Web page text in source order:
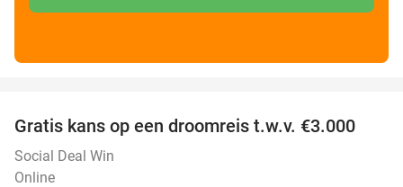
Gratis kans op een droomreis t.w.v. €3.000
Social Deal Win
Online